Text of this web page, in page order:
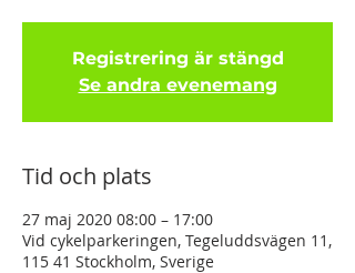
Registrering är stängd
Se andra evenemang
Tid och plats
27 maj 2020 08:00 – 17:00
Vid cykelparkeringen, Tegeluddsvägen 11,
115 41 Stockholm, Sverige